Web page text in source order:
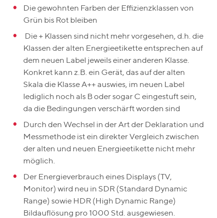
Die gewohnten Farben der Effizienzklassen von
Grün bis Rot bleiben
Die + Klassen sind nicht mehr vorgesehen, d.h. die
Klassen der alten Energieetikette entsprechen auf
dem neuen Label jeweils einer anderen Klasse.
Konkret kann z.B. ein Gerät, das auf der alten
Skala die Klasse A++ auswies, im neuen Label
lediglich noch als B oder sogar C eingestuft sein,
da die Bedingungen verschärft worden sind
Durch den Wechsel in der Art der Deklaration und
Messmethode ist ein direkter Vergleich zwischen
der alten und neuen Energieetikette nicht mehr
möglich.
Der Energieverbrauch eines Displays (TV,
Monitor) wird neu in SDR (Standard Dynamic
Range) sowie HDR (High Dynamic Range)
Bildauflösung pro 1000 Std. ausgewiesen.